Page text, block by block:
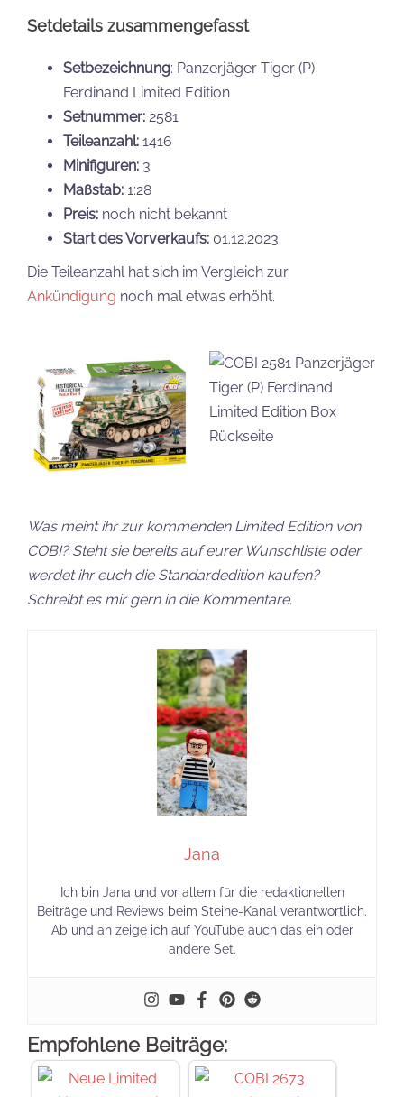
Setdetails zusammengefasst
Setbezeichnung: Panzerjäger Tiger (P)
Ferdinand Limited Edition
Setnummer: 2581
Teileanzahl: 1416
Minifiguren: 3
Maßstab: 1:28
Preis: noch nicht bekannt
Start des Vorverkaufs: 01.12.2023
Die Teileanzahl hat sich im Vergleich zur
Ankündigung noch mal etwas erhöht.
Was meint ihr zur kommenden Limited Edition von
COBI? Steht sie bereits auf eurer Wunschliste oder
werdet ihr euch die Standardedition kaufen?
Schreibt es mir gern in die Kommentare.
Jana
Ich bin Jana und vor allem für die redaktionellen
Beiträge und Reviews beim Steine-Kanal verantwortlich.
Ab und an zeige ich auf YouTube auch das ein oder
andere Set.
Empfohlene Beiträge: